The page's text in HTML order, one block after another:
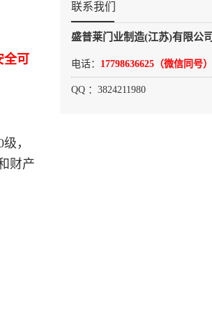
联系我们
盛普莱门业制造(江苏)有限公司
电话： 17798636625（微信同号）
QQ ：3824211980
可
，
财产